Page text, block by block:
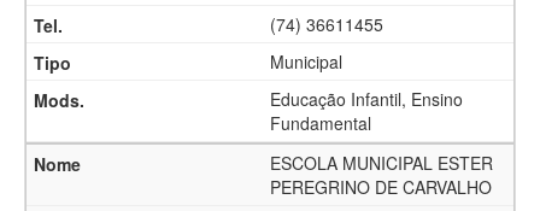
(74) 36611455
Municipal
Educação Infantil, Ensino
Fundamental
ESCOLA MUNICIPAL ESTER
PEREGRINO DE CARVALHO